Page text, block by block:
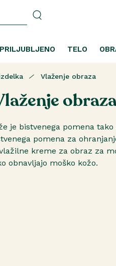
PRILJUBLJENO TELO
Vlaženje obraza
je bistvenega pomena
pomena za
kreme za obraz za
obnavljajo moško kožo.